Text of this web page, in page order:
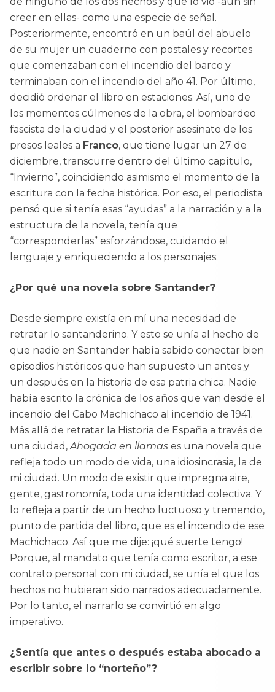
creer en ellas- como una especie de señal.
Posteriormente, encontró en un baúl del abuelo
de su mujer un cuaderno con postales y recortes
que comenzaban con el incendio del barco y
terminaban con el incendio del año 41. Por último,
decidió ordenar el libro en estaciones. Así, uno de
los momentos cúlmenes de la obra, el bombardeo
fascista de la ciudad y el posterior asesinato de los
presos leales a Franco, que tiene lugar un 27 de
diciembre, transcurre dentro del último capítulo,
“Invierno”, coincidiendo asimismo el momento de la
escritura con la fecha histórica. Por eso, el periodista
pensó que si tenía esas “ayudas” a la narración y a la
estructura de la novela, tenía que
“corresponderlas” esforzándose, cuidando el
lenguaje y enriqueciendo a los personajes.
¿Por qué una novela sobre Santander?
Desde siempre existía en mí una necesidad de
retratar lo santanderino. Y esto se unía al hecho de
que nadie en Santander había sabido conectar bien
episodios históricos que han supuesto un antes y
un después en la historia de esa patria chica. Nadie
había escrito la crónica de los años que van desde el
incendio del Cabo Machichaco al incendio de 1941.
Más allá de retratar la Historia de España a través de
una ciudad,Ahogada en llamas es una novela que
refleja todo un modo de vida, una idiosincrasia, la de
mi ciudad. Un modo de existir que impregna aire,
gente, gastronomía, toda una identidad colectiva. Y
lo refleja a partir de un hecho luctuoso y tremendo,
punto de partida del libro, que es el incendio de ese
Machichaco. Así que me dije: ¡qué suerte tengo!
Porque, al mandato que tenía como escritor, a ese
contrato personal con mi ciudad, se unía el que los
hechos no hubieran sido narrados adecuadamente.
Por lo tanto, el narrarlo se convirtió en algo
imperativo.
¿Sentía que antes o después estaba abocado a
escribir sobre lo “norteño”?